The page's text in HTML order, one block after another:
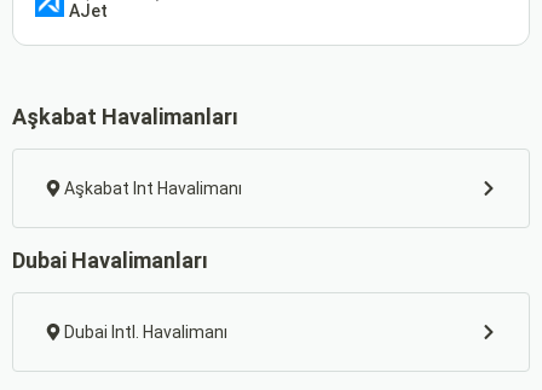
AJet
Aşkabat Havalimanları
Aşkabat Int Havalimanı
Dubai Havalimanları
Dubai Intl. Havalimanı